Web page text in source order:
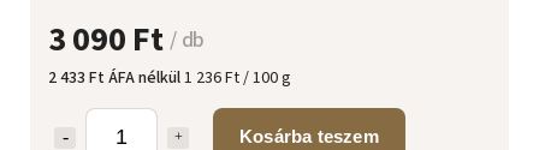
3 090 Ft/ db
2 433 Ft ÁFA nélkül1 236 Ft / 100 g
Kosárba teszem